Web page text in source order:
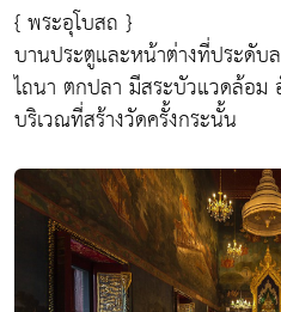
{ พระอุโบสถ }
บานประตูและหน้าต่างที่ประดับ
ไถนา ตกปลา มีสระบัวแวดล้อ
บริเวณที่สร้างวัดครั้งกระนั้น